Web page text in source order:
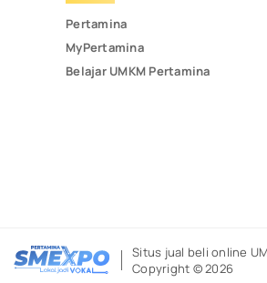
Pertamina
MyPertamina
Belajar UMKM Pertamina
Situs jual beli online
Copyright © 2026